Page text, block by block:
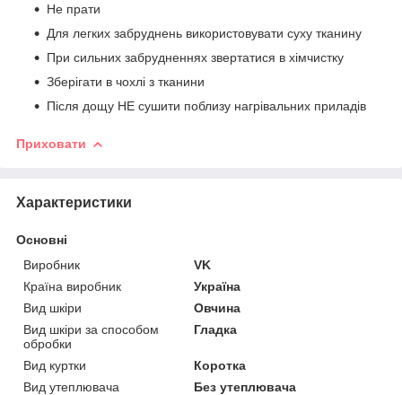
Не прати
Для легких забруднень використовувати суху тканину
При сильних забрудненнях звертатися в хімчистку
Зберігати в чохлі з тканини
Після дощу НЕ сушити поблизу нагрівальних приладів
Приховати
Характеристики
Основні
Виробник
VK
Країна виробник
Україна
Вид шкіри
Овчина
Вид шкіри за способом
обробки
Гладка
Вид куртки
Коротка
Вид утеплювача
Без утеплювача